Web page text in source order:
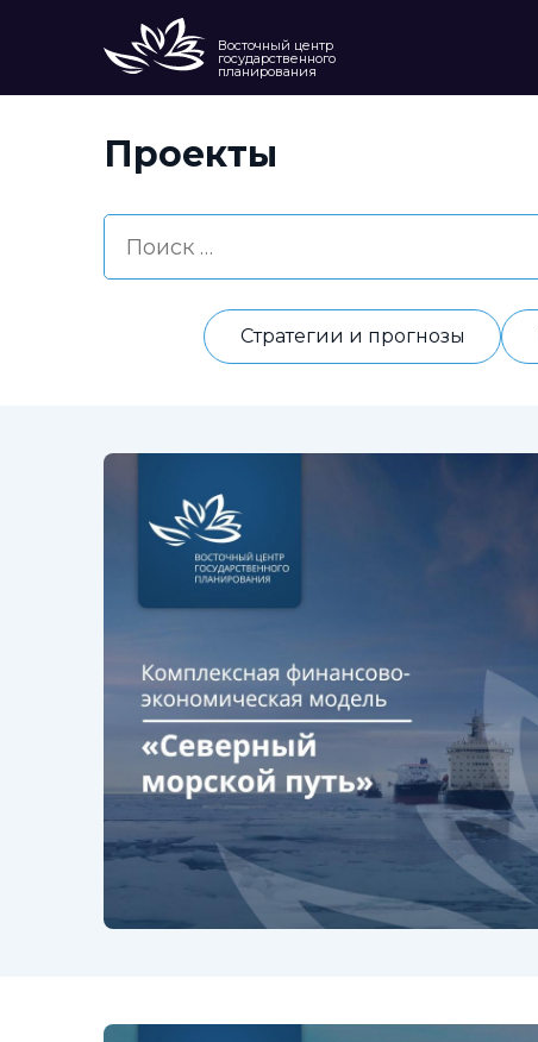
Восточный центр
государственного
планирования
Проекты
Стратегии и прогнозы